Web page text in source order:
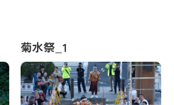
菊水祭_1
パンフレット
ダウンロード